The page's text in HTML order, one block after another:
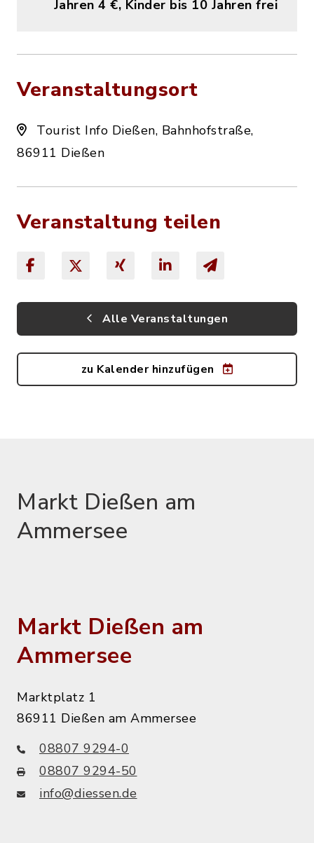
Jahren 4 €, Kinder bis 10 Jahren frei
Veranstaltungsort
Tourist Info Dießen, Bahnhofstraße,
86911 Dießen
Veranstaltung teilen
Alle Veranstaltungen
zu Kalender hinzufügen
Markt Dießen am
Ammersee
Markt Dießen am
Ammersee
Marktplatz 1
86911 Dießen am Ammersee
08807 9294-0
08807 9294-50
info@diessen.de